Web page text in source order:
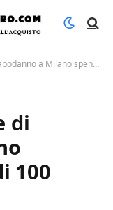
spendendo meno di 100 euro
di
100